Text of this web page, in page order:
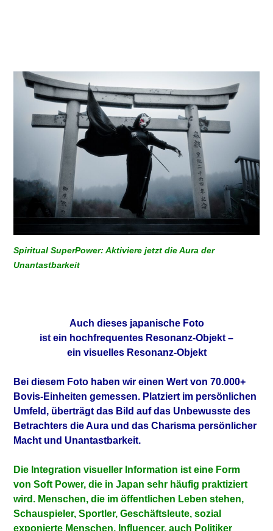
Spiritual SuperPower: Aktiviere jetzt die Aura der
Unantastbarkeit
Auch dieses japanische Foto
ist ein hochfrequentes Resonanz-Objekt –
ein visuelles Resonanz-Objekt
Bei diesem Foto haben wir einen Wert von 70.000+
Bovis-Einheiten gemessen. Platziert im persönlichen
Umfeld, überträgt das Bild auf das Unbewusste des
Betrachters die Aura und das Charisma persönlicher
Macht und Unantastbarkeit.
Die Integration visueller Information ist eine Form
von Soft Power, die in Japan sehr häufig praktiziert
wird. Menschen, die im öffentlichen Leben stehen,
Schauspieler, Sportler, Geschäftsleute, sozial
exponierte Menschen, Influencer, auch Politiker